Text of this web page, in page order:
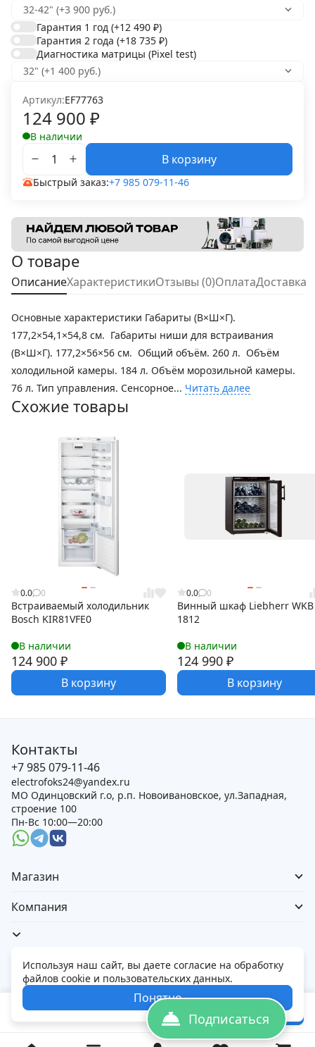
Гарантия 1 год (+12 490 ₽)
Гарантия 2 года (+18 735 ₽)
Диагностика матрицы (Pixel test)
Артикул:EF77763
124 900 ₽
В наличии
В корзину
Быстрый заказ:+7 985 079-11-46
124 900₽ В корзину
О товаре
ОписаниеХарактеристикиОтзывы (0)ОплатаДоставка
Основные характеристики Габариты (В×Ш×Г).
177,2×54,1×54,8 см. Габариты ниши для встраивания
(В×Ш×Г). 177,2×56×56 см. Общий объём. 260 л. Объём
холодильной камеры. 184 л. Объём морозильной камеры.
76 л. Тип управления. Сенсорное... Читать далее
Схожие товары
0.0 0
Встраиваемый холодильник
Bosch KIR81VFE0
В наличии
124 900 ₽
В корзину
0.0 0
Винный шкаф Liebherr WKB
1812
В наличии
124 990 ₽
В корзину
Контакты
+7 985 079-11-46
electrofoks24@yandex.ru
МО Одинцовский г.о, р.п. Новоивановское, ул.Западная,
строение 100
Пн-Вс 10:00—20:00
Магазин
Компания
© 2026 Электорфокс — магазин электроники
Политика обработки персональных данных
Используя наш сайт, вы даете согласие на обработку
файлов cookie и пользовательских данных.
Понятно
Подписаться